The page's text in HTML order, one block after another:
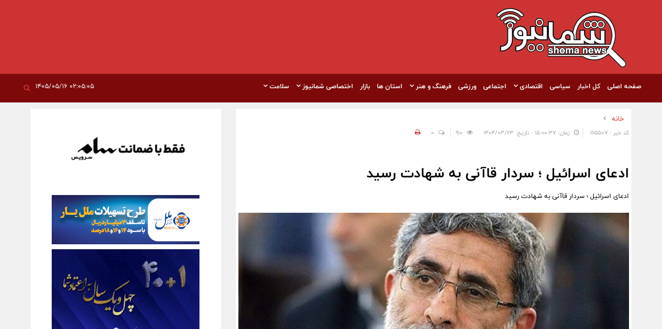
صفحه اصلی کل اخبار سیاسی اقتصادی اجتماعی ورزشی فرهنگ و هنر استان ها بازار اختصاصی شمانیوز سلامت
خانه
کد خبر : 1115507 زمان: ۱۵:۰۰:۳۷ - تاریخ: ۱۴۰۴/۰۳/۲۳ 0
ادعای اسرائیل ؛ سردار قاآنی به شهادت رسید
ادعای اسرائیل ؛ سردار قاآنی به شهادت رسید